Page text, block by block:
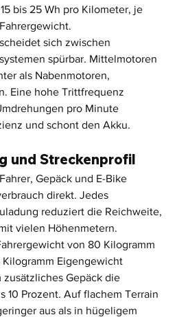
bis 25 Wh pro Kilometer, je
sich zwischen
spürbar. Mittelmotoren
als Nabenmotoren,
Eine hohe Trittfrequenz
pro Minute
und schont den Akku.
und Streckenprofil
Gepäck und E-Bike
direkt. Jedes
reduziert die Reichweite,
vielen Höhenmetern.
von 80 Kilogramm
Eigengewicht
zusätzliches Gepäck die
10 Prozent. Auf flachem Terrain
aus als in hügeligem